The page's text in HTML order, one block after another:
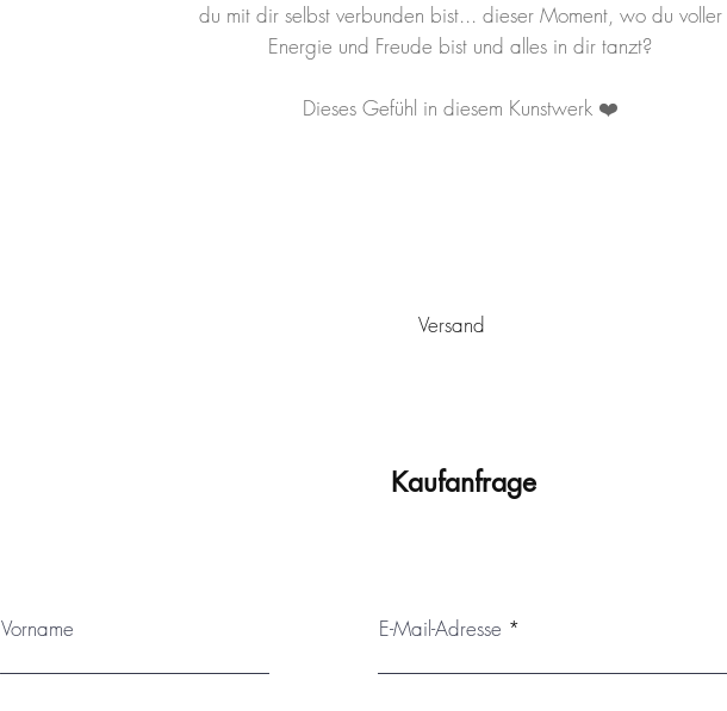
du mit dir selbst verbunden bist... dieser Moment, wo du voller
Energie und Freude bist und alles in dir tanzt?
Dieses Gefühl in diesem Kunstwerk ❤️
Versand
Kaufanfrage
Vorname E-Mail-Adresse